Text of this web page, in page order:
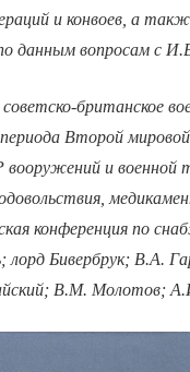
и конвоев, а
данным вопросам с
британское
Второй
и военной
конференция по
лорд Бивербрук; В.А.
В.М. Молотов;